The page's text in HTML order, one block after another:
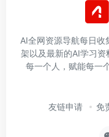
AI全网资源导航每日
架以及最新的AI学习
每一个人，赋能每一
友链申请 免